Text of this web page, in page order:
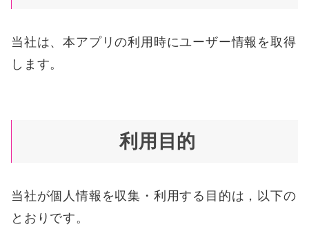
当社は、本アプリの利用時にユーザー情報を取得
します。
利用目的
当社が個人情報を収集・利用する目的は，以下の
とおりです。